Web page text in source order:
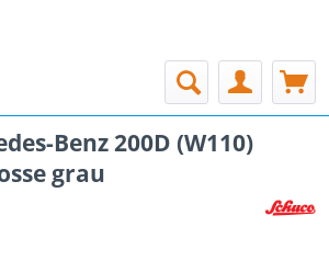
Benz 200D (W110)
grau